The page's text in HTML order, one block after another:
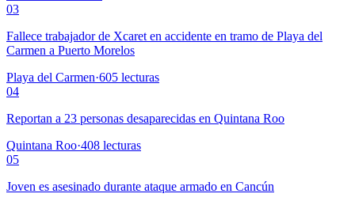
03
Fallece trabajador de Xcaret en accidente en tramo de Playa del
Carmen a Puerto Morelos
Playa del Carmen·605 lecturas
04
Reportan a 23 personas desaparecidas en Quintana Roo
Quintana Roo·408 lecturas
05
Joven es asesinado durante ataque armado en Cancún